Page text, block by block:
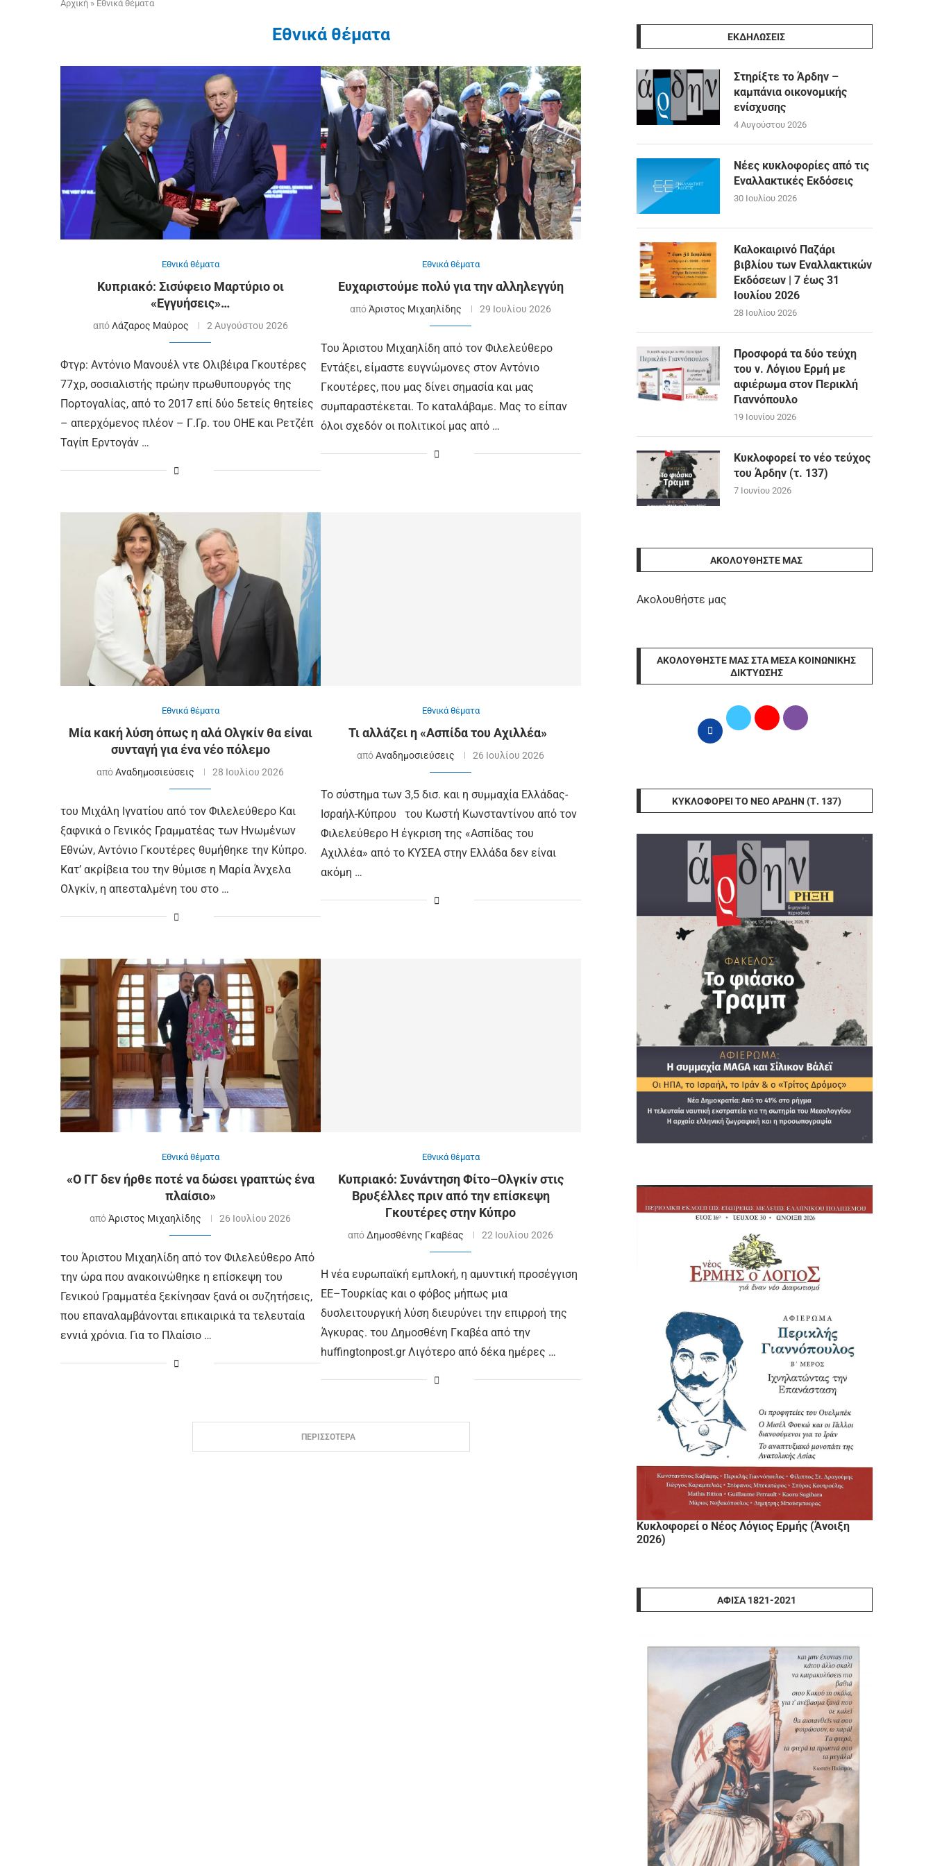
Αρχική » Εθνικά θέματα
Εθνικά θέματα
Εθνικά θέματα
Κυπριακό: Σισύφειο Μαρτύριο οι
«Εγγυήσεις»…
απόΛάζαρος Μαύρος 2 Αυγούστου 2026
Φτγρ: Αντόνιο Μανουέλ ντε Ολιβέιρα Γκουτέρες
77χρ, σοσιαλιστής πρώην πρωθυπουργός της
Πορτογαλίας, από το 2017 επί δύο 5ετείς θητείες
– απερχόμενος πλέον – Γ.Γρ. του ΟΗΕ και Ρετζέπ
Ταγίπ Ερντογάν …
Εθνικά θέματα
Ευχαριστούμε πολύ για την αλληλεγγύη
απόΆριστος Μιχαηλίδης 29 Ιουλίου 2026
Του Άριστου Μιχαηλίδη από τον Φιλελεύθερο
Εντάξει, είμαστε ευγνώμονες στον Αντόνιο
Γκουτέρες, που μας δίνει σημασία και μας
συμπαραστέκεται. Το καταλάβαμε. Μας το είπαν
όλοι σχεδόν οι πολιτικοί μας από …
Εθνικά θέματα
Μία κακή λύση όπως η αλά Ολγκίν θα είναι
συνταγή για ένα νέο πόλεμο
απόΑναδημοσιεύσεις 28 Ιουλίου 2026
του Μιχάλη Ιγνατίου από τον Φιλελεύθερο Και
ξαφνικά ο Γενικός Γραμματέας των Ηνωμένων
Εθνών, Αντόνιο Γκουτέρες θυμήθηκε την Κύπρο.
Κατ’ ακρίβεια του την θύμισε η Μαρία Άνχελα
Ολγκίν, η απεσταλμένη του στο …
Εθνικά θέματα
Τι αλλάζει η «Ασπίδα του Αχιλλέα»
απόΑναδημοσιεύσεις 26 Ιουλίου 2026
Το σύστημα των 3,5 δισ. και η συμμαχία Ελλάδας-
Ισραήλ-Κύπρου του Κωστή Κωνσταντίνου από τον
Φιλελεύθερο Η έγκριση της «Ασπίδας του
Αχιλλέα» από το ΚΥΣΕΑ στην Ελλάδα δεν είναι
ακόμη …
Εθνικά θέματα
«Ο ΓΓ δεν ήρθε ποτέ να δώσει γραπτώς ένα
πλαίσιο»
απόΆριστος Μιχαηλίδης 26 Ιουλίου 2026
του Άριστου Μιχαηλίδη από τον Φιλελεύθερο Από
την ώρα που ανακοινώθηκε η επίσκεψη του
Γενικού Γραμματέα ξεκίνησαν ξανά οι συζητήσεις,
που επαναλαμβάνονται επικαιρικά τα τελευταία
εννιά χρόνια. Για το Πλαίσιο …
Εθνικά θέματα
Κυπριακό: Συνάντηση Φίτο–Ολγκίν στις
Βρυξέλλες πριν από την επίσκεψη
Γκουτέρες στην Κύπρο
απόΔημοσθένης Γκαβέας 22 Ιουλίου 2026
Η νέα ευρωπαϊκή εμπλοκή, η αμυντική προσέγγιση
ΕΕ–Τουρκίας και ο φόβος μήπως μια
δυσλειτουργική λύση διευρύνει την επιρροή της
Άγκυρας. του Δημοσθένη Γκαβέα από την
huffingtonpost.gr Λιγότερο από δέκα ημέρες …
ΠΕΡΙΣΣΟΤΕΡΑ
ΕΚΔΗΛΩΣΕΙΣ
Στηρίξτε το Άρδην –
καμπάνια οικονομικής
ενίσχυσης
4 Αυγούστου 2026
Νέες κυκλοφορίες από τις
Εναλλακτικές Εκδόσεις
30 Ιουλίου 2026
Καλοκαιρινό Παζάρι
βιβλίου των Εναλλακτικών
Εκδόσεων | 7 έως 31
Ιουλίου 2026
28 Ιουλίου 2026
Προσφορά τα δύο τεύχη
του ν. Λόγιου Ερμή με
αφιέρωμα στον Περικλή
Γιαννόπουλο
19 Ιουνίου 2026
Κυκλοφορεί το νέο τεύχος
του Άρδην (τ. 137)
7 Ιουνίου 2026
ΑΚΟΛΟΥΘΉΣΤΕ ΜΑΣ
Ακολουθήστε μας
ΑΚΟΛΟΥΘΉΣΤΕ ΜΑΣ ΣΤΑ ΜΈΣΑ ΚΟΙΝΩΝΙΚΉΣ
ΔΙΚΤΎΩΣΗΣ
ΚΥΚΛΟΦΟΡΕΊ ΤΟ ΝΈΟ ΆΡΔΗΝ (Τ. 137)
Κυκλοφορεί ο Νέος Λόγιος Ερμής (Άνοιξη
2026)
ΑΦΊΣΑ 1821-2021